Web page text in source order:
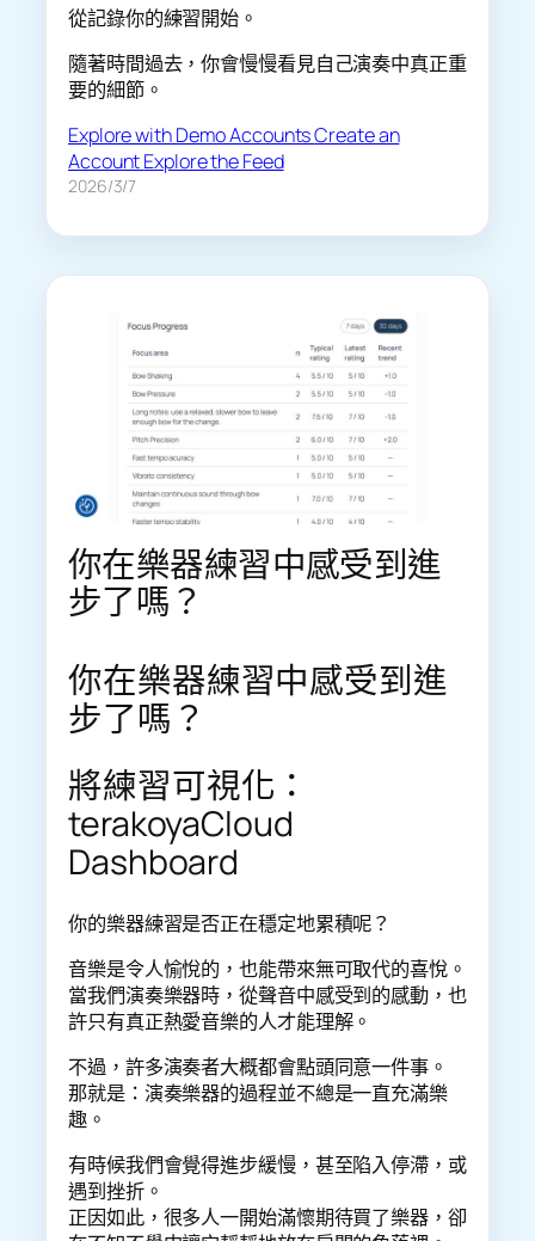
從記錄你的練習開始。
隨著時間過去，你會慢慢看見自己演奏中真正重
要的細節。
Explore with Demo AccountsCreate an
AccountExplore the Feed
2026/3/7
你在樂器練習中感受到進
步了嗎？
你在樂器練習中感受到進
步了嗎？
將練習可視化：
terakoyaCloud
Dashboard
你的樂器練習是否正在穩定地累積呢？
音樂是令人愉悅的，也能帶來無可取代的喜悅。
當我們演奏樂器時，從聲音中感受到的感動，也
許只有真正熱愛音樂的人才能理解。
不過，許多演奏者大概都會點頭同意一件事。
那就是：演奏樂器的過程並不總是一直充滿樂
趣。
有時候我們會覺得進步緩慢，甚至陷入停滯，或
遇到挫折。
正因如此，很多人一開始滿懷期待買了樂器，卻